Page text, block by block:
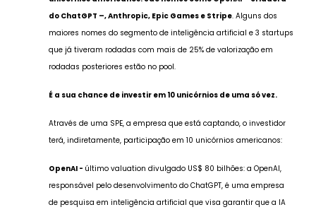
do ChatGPT –, Anthropic, Epic Games e Stripe. Alguns dos
maiores nomes do segmento de inteligência artificial e 3 startups
que já tiveram rodadas com mais de 25% de valorização em
rodadas posteriores estão no pool.
É a sua chance de investir em 10 unicórnios de uma só vez.
Através de uma SPE, a empresa que está captando, o investidor
terá, indiretamente, participação em 10 unicórnios americanos:
OpenAI - último valuation divulgado US$ 80 bilhões: a OpenAI,
responsável pelo desenvolvimento do ChatGPT, é uma empresa
de pesquisa em inteligência artificial que visa garantir que a IA